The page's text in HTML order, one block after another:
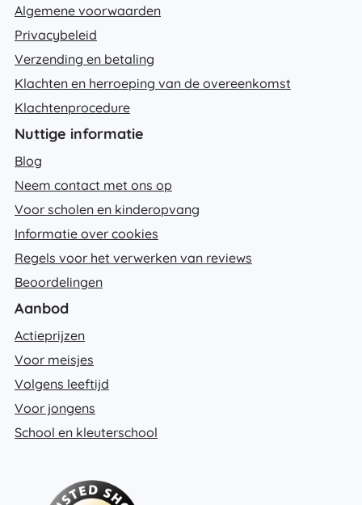
Algemene voorwaarden
Privacybeleid
Verzending en betaling
Klachten en herroeping van de overeenkomst
Klachtenprocedure
Nuttige informatie
Blog
Neem contact met ons op
Voor scholen en kinderopvang
Informatie over cookies
Regels voor het verwerken van reviews
Beoordelingen
Aanbod
Actieprijzen
Voor meisjes
Volgens leeftijd
Voor jongens
School en kleuterschool